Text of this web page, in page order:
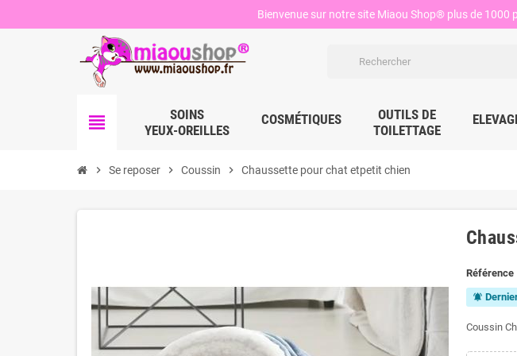
Bienvenue sur notre site Miaou Shop® plus de
view_headline
SOINS
YEUX-OREILLES
COSMÉTIQUES
OUTILS DE
TOILETTAGE
chevron_right Se reposer chevron_right Coussin chevron_right Chaussette pour chat etpetit chien
Référence
notifications_active
Coussin